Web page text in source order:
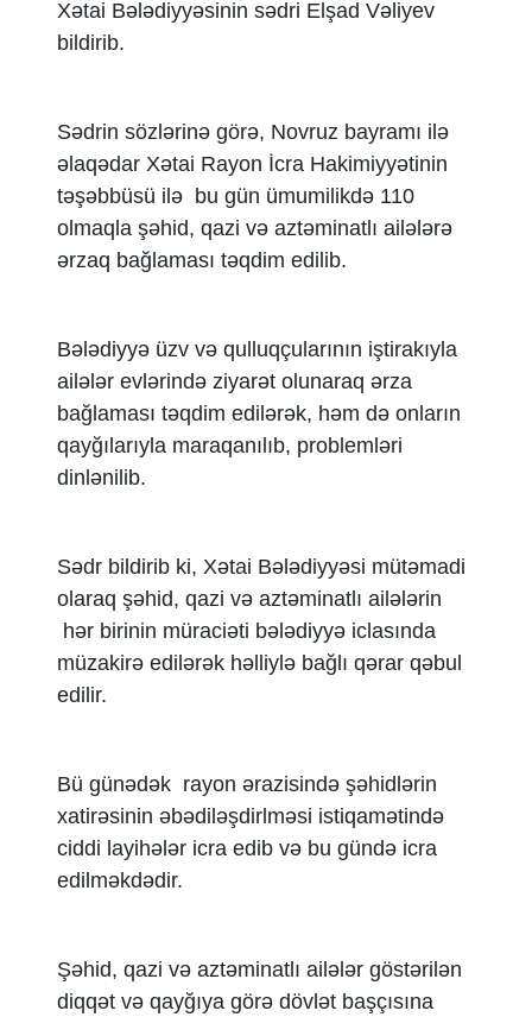
Xətai Bələdiyyəsinin sədri Elşad Vəliyev
bildirib.
Sədrin sözlərinə görə, Novruz bayramı ilə
əlaqədar Xətai Rayon İcra Hakimiyyətinin
təşəbbüsü ilə bu gün ümumilikdə 110
olmaqla şəhid, qazi və aztəminatlı ailələrə
ərzaq bağlaması təqdim edilib.
Bələdiyyə üzv və qulluqçularının iştirakıyla
ailələr evlərində ziyarət olunaraq ərza
bağlaması təqdim edilərək, həm də onların
qayğılarıyla maraqanılıb, problemləri
dinlənilib.
Sədr bildirib ki, Xətai Bələdiyyəsi mütəmadi
olaraq şəhid, qazi və aztəminatlı ailələrin
hər birinin müraciəti bələdiyyə iclasında
müzakirə edilərək həlliylə bağlı qərar qəbul
edilir.
Bü günədək rayon ərazisində şəhidlərin
xatirəsinin əbədiləşdirlməsi istiqamətində
ciddi layihələr icra edib və bu gündə icra
edilməkdədir.
Şəhid, qazi və aztəminatlı ailələr göstərilən
diqqət və qayğıya görə dövlət başçısına